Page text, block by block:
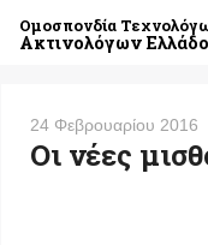
Ομοσπονδία
Ακτινολόγων
24 Φεβρουαρίου 2016
Οι νέες